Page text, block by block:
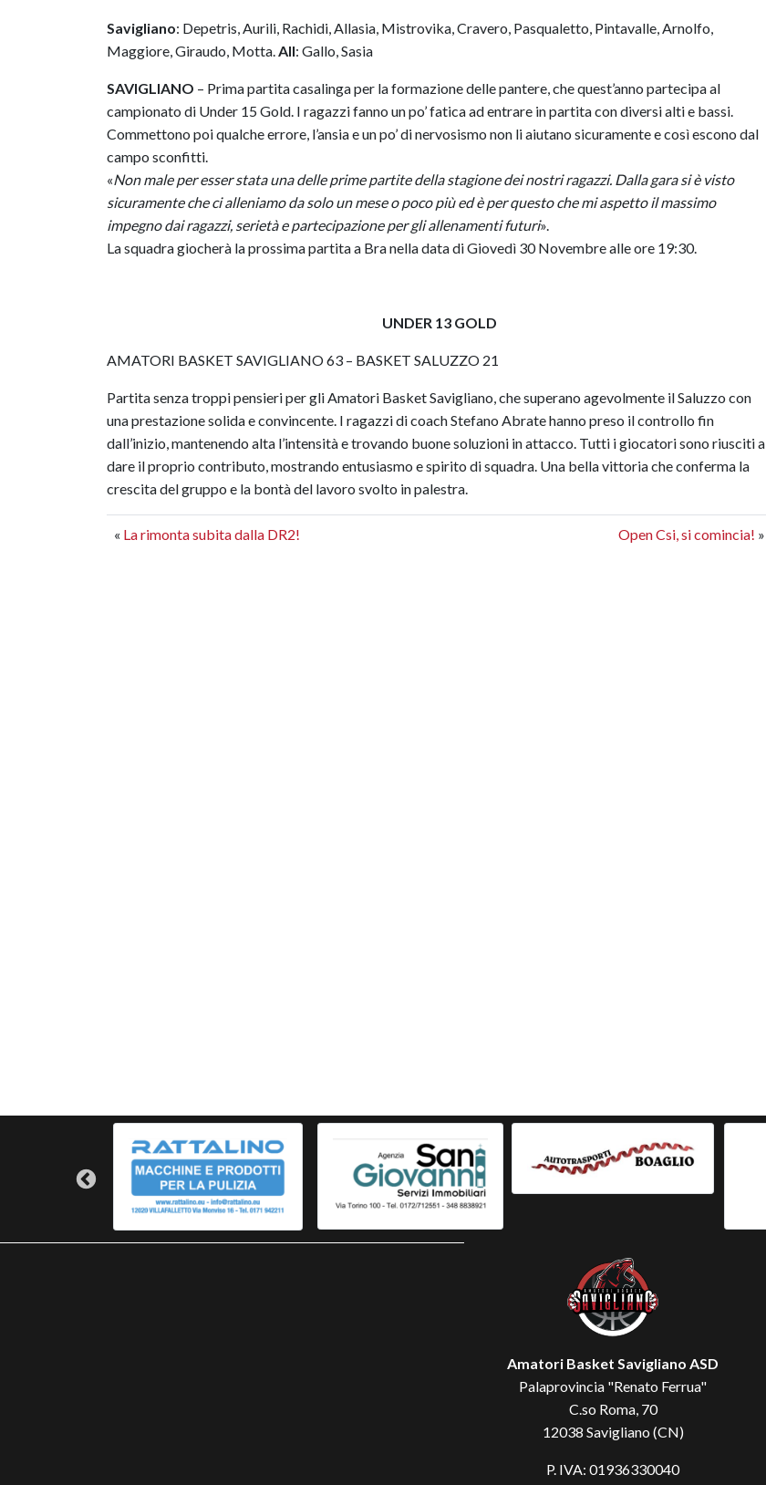
Savigliano: Depetris, Aurili, Rachidi, Allasia, Mistrovika, Cravero, Pasqualetto, Pintavalle, Arnolfo,
Maggiore, Giraudo, Motta. All: Gallo, Sasia
SAVIGLIANO – Prima partita casalinga per la formazione delle pantere, che quest’anno partecipa al
campionato di Under 15 Gold. I ragazzi fanno un po’ fatica ad entrare in partita con diversi alti e bassi.
Commettono poi qualche errore, l’ansia e un po’ di nervosismo non li aiutano sicuramente e così escono dal
campo sconfitti.
«Non male per esser stata una delle prime partite della stagione dei nostri ragazzi. Dalla gara si è visto
sicuramente che ci alleniamo da solo un mese o poco più ed è per questo che mi aspetto il massimo
impegno dai ragazzi, serietà e partecipazione per gli allenamenti futuri».
La squadra giocherà la prossima partita a Bra nella data di Giovedì 30 Novembre alle ore 19:30.
UNDER 13 GOLD
AMATORI BASKET SAVIGLIANO 63 – BASKET SALUZZO 21
Partita senza troppi pensieri per gli Amatori Basket Savigliano, che superano agevolmente il Saluzzo con
una prestazione solida e convincente. I ragazzi di coach Stefano Abrate hanno preso il controllo fin
dall’inizio, mantenendo alta l’intensità e trovando buone soluzioni in attacco. Tutti i giocatori sono riusciti a
dare il proprio contributo, mostrando entusiasmo e spirito di squadra. Una bella vittoria che conferma la
crescita del gruppo e la bontà del lavoro svolto in palestra.
« La rimonta subita dalla DR2! Open Csi, si comincia! »
Amatori Basket Savigliano ASD
Palaprovincia "Renato Ferrua"
C.so Roma, 70
12038 Savigliano (CN)
P. IVA: 01936330040